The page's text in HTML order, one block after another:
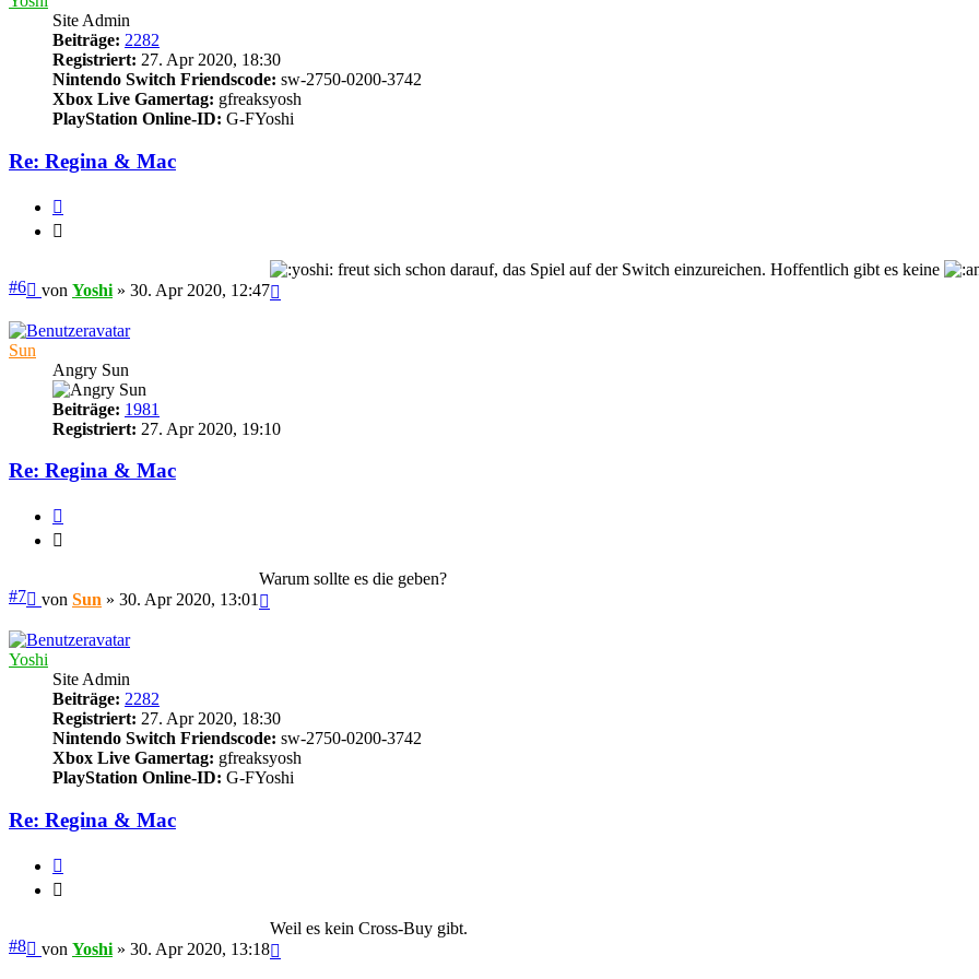
Site Admin
Beiträge: 2282
Registriert: 27. Apr 2020, 18:30
Nintendo Switch Friendscode: sw-2750-0200-3742
Xbox Live Gamertag: gfreaksyosh
PlayStation Online-ID: G-FYoshi
Re: Regina & Mac
#6 Beitrag
von Yoshi » 30. Apr 2020, 12:47
freut sich schon darauf, das Spiel auf der Switch einzureichen. Hoffentlich gibt es keine
Sun
Angry Sun
Beiträge: 1981
Registriert: 27. Apr 2020, 19:10
Re: Regina & Mac
#7 Beitrag
von Sun » 30. Apr 2020, 13:01
Warum sollte es die geben?
Yoshi
Site Admin
Beiträge: 2282
Registriert: 27. Apr 2020, 18:30
Nintendo Switch Friendscode: sw-2750-0200-3742
Xbox Live Gamertag: gfreaksyosh
PlayStation Online-ID: G-FYoshi
Re: Regina & Mac
#8 Beitrag
von Yoshi » 30. Apr 2020, 13:18
Weil es kein Cross-Buy gibt.